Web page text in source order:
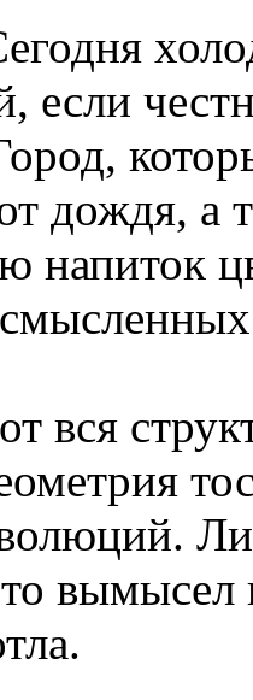
если
дождя, а
напиток
вся
вымысел